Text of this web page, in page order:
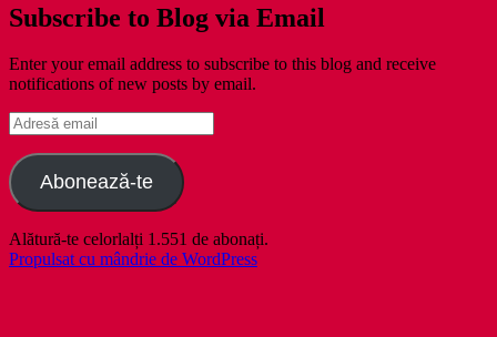
Subscribe to Blog via Email
Enter your email address to subscribe to this blog and receive
notifications of new posts by email.
Adresă
email
Abonează-te
Alătură-te celorlalți 1.551 de abonați.
Propulsat cu mândrie de WordPress